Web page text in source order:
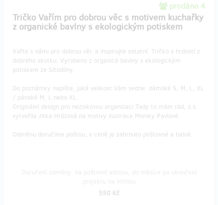
prodáno 4
Tričko Vařím pro dobrou věc s motivem kuchařky
z organické bavlny s ekologickým potiskem
Vařte s námi pro dobrou věc a inspirujte ostatní. Tričko s hrdostí z
dobrého skutku. Vyrobeno z organicé bavlny s ekologickým
potiskem ze Sítodilny.
Do poznámky napište, jaká velikost Vám sedne: dámské S, M, L, XL
/ pánské M, L nebo XL.
Originální design pro neziskovou organizaci Tady to mám rád, z.s.
vytvořila Jitka Hrůzová na motivy ilustrace Moniky Pavlové.
Odměnu doručíme poštou, v ceně je zahrnuto poštovné a balné.
550 Kč